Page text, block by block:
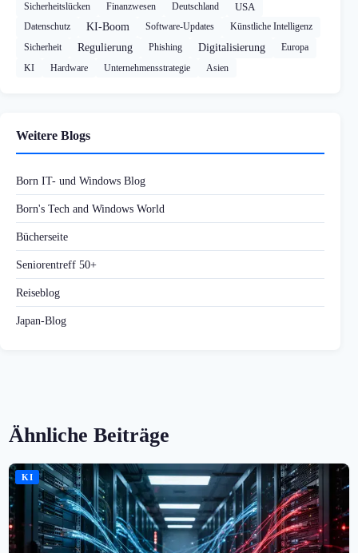
Sicherheitslücken Finanzwesen Deutschland USA
Datenschutz KI-Boom Software-Updates
Künstliche Intelligenz
Sicherheit
Regulierung Phishing Digitalisierung
Europa
KI
Hardware Unternehmensstrategie Asien
Weitere Blogs
Born IT- und Windows Blog
Born's Tech and Windows World
Bücherseite
Seniorentreff 50+
Reiseblog
Japan-Blog
Ähnliche Beiträge
KI